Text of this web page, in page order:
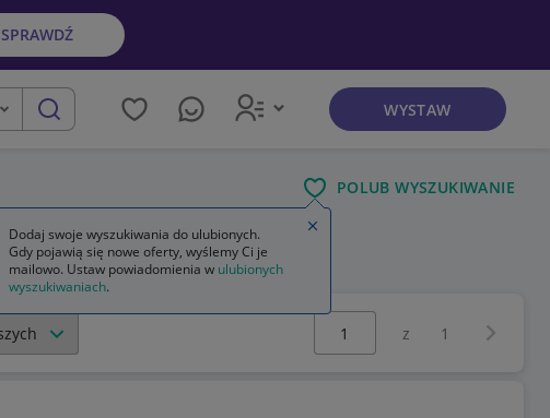
SPRAWDŹ
szukaj WYSTAW
POLUB WYSZUKIWANIE
Wybierz stronę:
z 1
Dodaj swoje wyszukiwania do ulubionych.
Gdy pojawią się nowe oferty, wyślemy Ci je
mailowo. Ustaw powiadomienia w ulubionych
wyszukiwaniach.
Zamknij wskazówkę